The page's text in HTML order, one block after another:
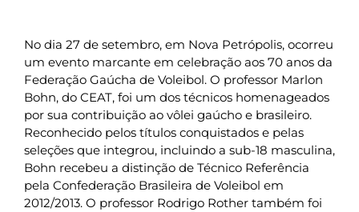
No dia 27 de setembro, em Nova Petrópolis, ocorreu
um evento marcante em celebração aos 70 anos da
Federação Gaúcha de Voleibol. O professor Marlon
Bohn, do CEAT, foi um dos técnicos homenageados
por sua contribuição ao vôlei gaúcho e brasileiro.
Reconhecido pelos títulos conquistados e pelas
seleções que integrou, incluindo a sub-18 masculina,
Bohn recebeu a distinção de Técnico Referência
pela Confederação Brasileira de Voleibol em
2012/2013. O professor Rodrigo Rother também foi